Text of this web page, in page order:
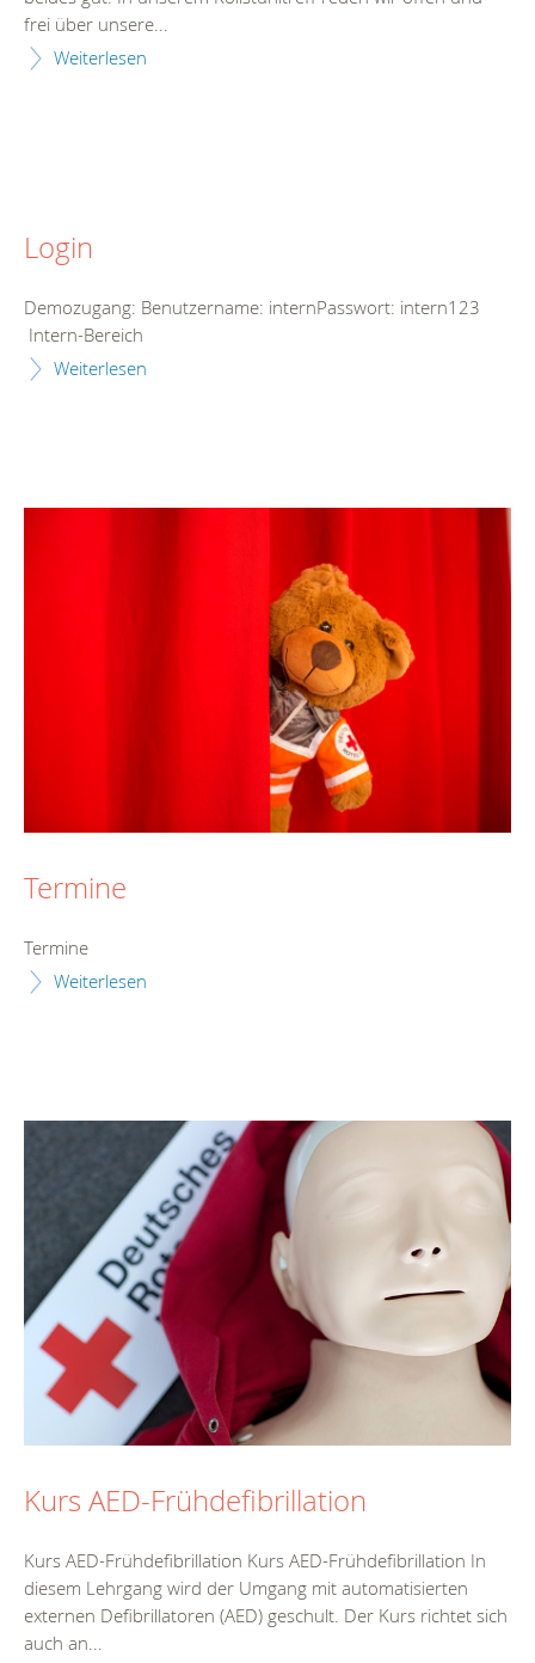
frei über unsere...
Weiterlesen
Login
Demozugang: Benutzername: internPasswort: intern123
Intern-Bereich
Weiterlesen
Termine
Termine
Weiterlesen
Kurs AED-Frühdefibrillation
Kurs AED-Frühdefibrillation Kurs AED-Frühdefibrillation In
diesem Lehrgang wird der Umgang mit automatisierten
externen Defibrillatoren (AED) geschult. Der Kurs richtet sich
auch an...